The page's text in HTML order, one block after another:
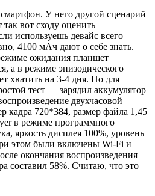
У него другой сценарий
вот сходу оценить
используешь девайс всего
4100 мАч дают о себе знать.
ожидания планшет
а в режиме эпизодического
хватить на 3-4 дня. Но для
тест — зарядил аккумулятор
двухчасовой
кадра 720*384, размер файла 1,45
в режиме программного
яркость дисплея 100%, уровень
этом были включены Wi-Fi и
окончания воспроизведения
составил 58%. Считаю, что это